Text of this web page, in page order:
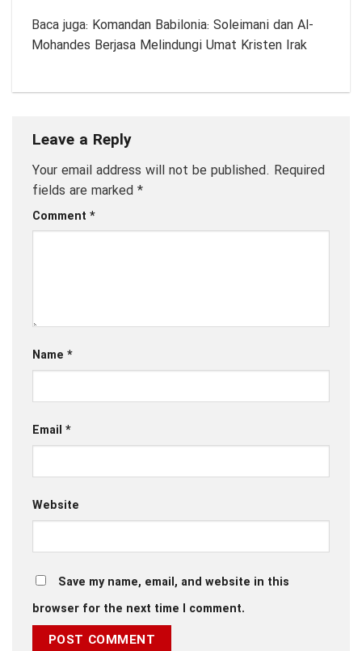
Baca juga: Komandan Babilonia: Soleimani dan Al-
Mohandes Berjasa Melindungi Umat Kristen Irak
Leave a Reply
Your email address will not be published. Required
fields are marked *
Comment *
Name *
Email *
Website
Save my name, email, and website in this
browser for the next time I comment.